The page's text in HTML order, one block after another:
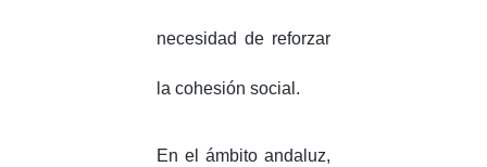
necesidad de reforzar
la cohesión social.
En el ámbito andaluz,